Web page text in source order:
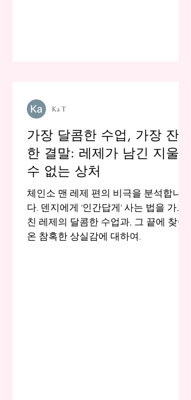
가장 달콤한 수업, 가장 잔혹
한 결말: 레제가 남긴 지울
수 없는 상처
체인소 맨 레제 편의 비극을 분석합니
다. 덴지에게 '인간답게' 사는 법을 가르
친 레제의 달콤한 수업과, 그 끝에 찾아
온 참혹한 상실감에 대하여.
Ka T